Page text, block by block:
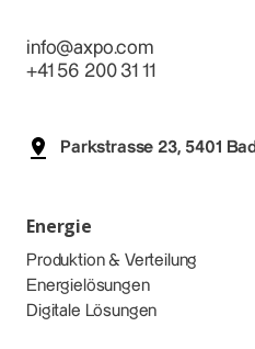
info@axpo.com
+41 56 200 31 11
Parkstrasse 23, 5401
Energie
Produktion & Verteilung
Energielösungen
Digitale Lösungen